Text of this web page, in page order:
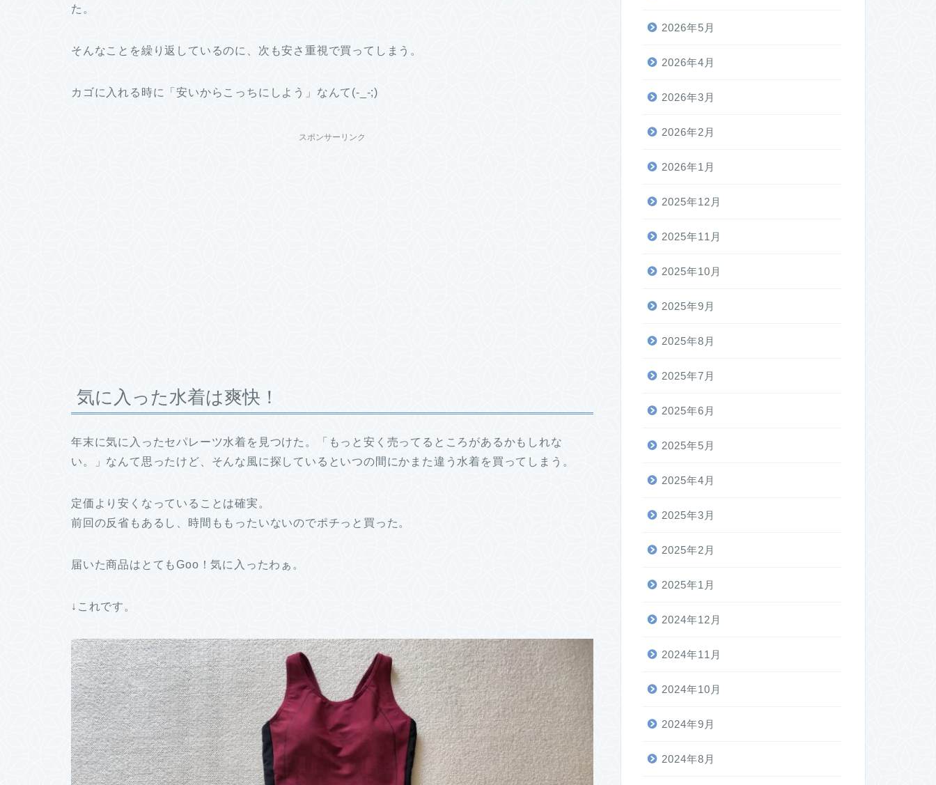
た。
そんなことを繰り返しているのに、次も安さ重視で買ってしまう。
カゴに入れる時に「安いからこっちにしよう」なんて(-_-;)
スポンサーリンク
気に入った水着は爽快！
年末に気に入ったセパレーツ水着を見つけた。「もっと安く売ってるところがあるかもしれな
い。」なんて思ったけど、そんな風に探しているといつの間にかまた違う水着を買ってしまう。
定価より安くなっていることは確実。
前回の反省もあるし、時間ももったいないのでポチっと買った。
届いた商品はとてもGoo！気に入ったわぁ。
↓これです。
2026年5月
2026年4月
2026年3月
2026年2月
2026年1月
2025年12月
2025年11月
2025年10月
2025年9月
2025年8月
2025年7月
2025年6月
2025年5月
2025年4月
2025年3月
2025年2月
2025年1月
2024年12月
2024年11月
2024年10月
2024年9月
2024年8月